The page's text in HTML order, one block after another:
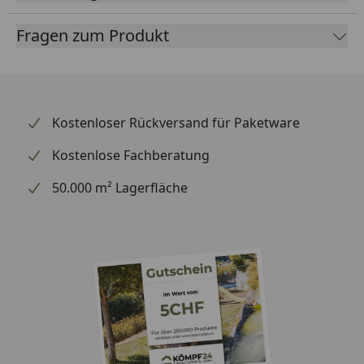
Farben
Dunkelgrau-metallic
(Seitenwände)
oder
Sorglos-Paket mit Montage und
besonderen Service-Leistungen
zum Festpreis
Biohort Rasenrobotergarage Charly
Stückliste (05.2021)
Biohort Rasenrobotergarage Charly
Stückliste (07.2023)
Fragen zum Produkt
Kostenloser Rückversand für Paketware
Kostenlose Fachberatung
50.000 m² Lagerfläche